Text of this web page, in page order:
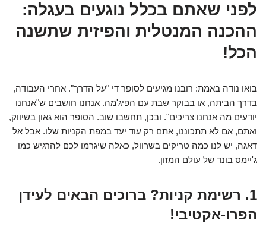
לפני שאתם בכלל נוגעים בעגלה:
ההכנה המנטלית והפיזית שתשנה
הכל!
בואו נודה באמת: רובנו מגיעים לסופר די "על הדרך". אחרי העבודה,
בדרך הביתה, או בבוקר שבת עם הפיג'מה. אנחנו חושבים ש"אנחנו
יודעים מה אנחנו צריכים". ובכן, תחשבו שוב. הסופר הוא גאון בשיווק,
ואתם, אם לא תתכוננו, אתם רק עוד יעד במפת הקניות שלו. אבל אל
דאגה, יש לנו כמה טריקים בשרוול, כאלה שיגרמו לכם להרגיש כמו
ג'יימס בונד של עולם המזון.
1. רשימת קניות? ברוכים הבאים לעידן
הפרו-אקטיבי!